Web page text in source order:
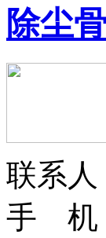
除尘
联系人
手 机